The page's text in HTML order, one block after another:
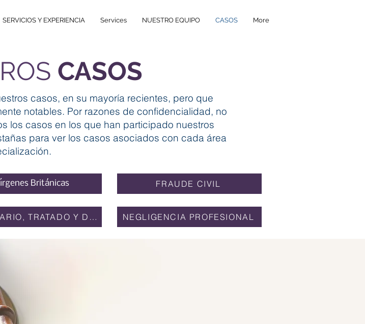
SERVICIOS Y EXPERIENCIA Services NUESTRO EQUIPO CASOS More
CASOS
casos, en su mayoría recientes, pero que
notables. Por razones de confidencialidad, no
los casos en los que han participado nuestros
para ver los casos asociados con cada área
Británicas FRAUDE CIVIL
REGLAMENTARIO, TRATADO Y DERECHO PÚBLICO NEGLIGENCIA PROFESIONAL